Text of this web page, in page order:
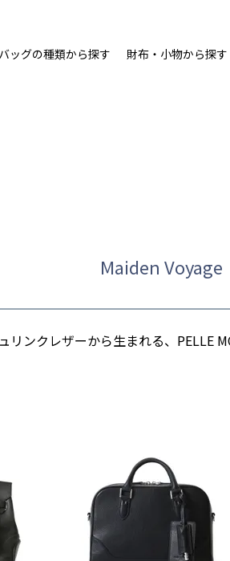
バッグの種類から探す 財布・小物から探す
Maiden Voyage
ンクレザーから生まれる、PELLE